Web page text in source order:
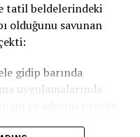
tatil beldelerindeki
olduğunu savunan
gidip barında
uygulamalarında